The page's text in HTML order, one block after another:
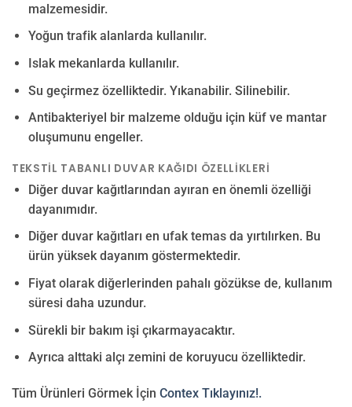
malzemesidir.
Yoğun trafik alanlarda kullanılır.
Islak mekanlarda kullanılır.
Su geçirmez özelliktedir. Yıkanabilir. Silinebilir.
Antibakteriyel bir malzeme olduğu için küf ve mantar
oluşumunu engeller.
TEKSTIL TABANLI DUVAR KAĞIDI ÖZELLIKLERI
Diğer duvar kağıtlarından ayıran en önemli özelliği
dayanımıdır.
Diğer duvar kağıtları en ufak temas da yırtılırken. Bu
ürün yüksek dayanım göstermektedir.
Fiyat olarak diğerlerinden pahalı gözükse de, kullanım
süresi daha uzundur.
Sürekli bir bakım işi çıkarmayacaktır.
Ayrıca alttaki alçı zemini de koruyucu özelliktedir.
Tüm Ürünleri Görmek İçin Contex Tıklayınız!.